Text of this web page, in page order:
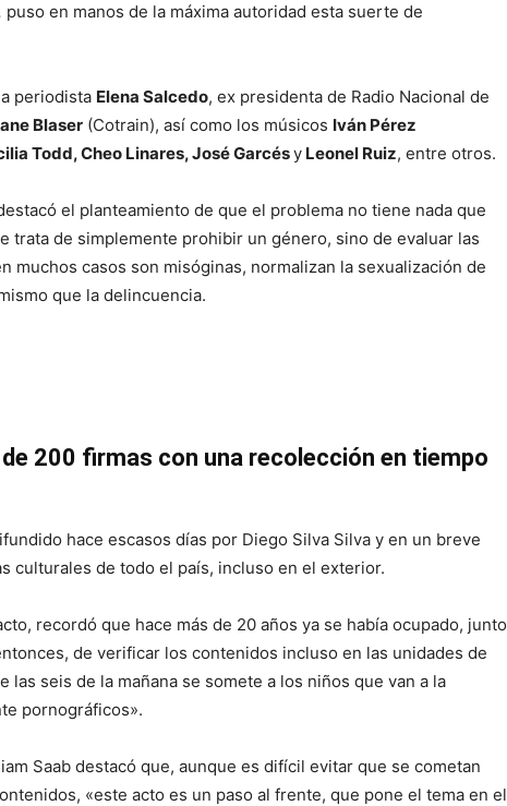
puso en manos de la máxima autoridad esta suerte de
periodista Elena Salcedo, ex presidenta de Radio Nacional de
Blaser (Cotrain), así como los músicos Iván Pérez
Todd, Cheo Linares, José Garcésy Leonel Ruiz, entre otros.
el planteamiento de que el problema no tiene nada que
trata de simplemente prohibir un género, sino de evaluar las
muchos casos son misóginas, normalizan la sexualización de
que la delincuencia.
200 firmas con una recolección en tiempo
hace escasos días por Diego Silva Silva y en un breve
culturales de todo el país, incluso en el exterior.
recordó que hace más de 20 años ya se había ocupado, junto
de verificar los contenidos incluso en las unidades de
seis de la mañana se somete a los niños que van a la
pornográficos».
Saab destacó que, aunque es difícil evitar que se cometan
«este acto es un paso al frente, que pone el tema en el